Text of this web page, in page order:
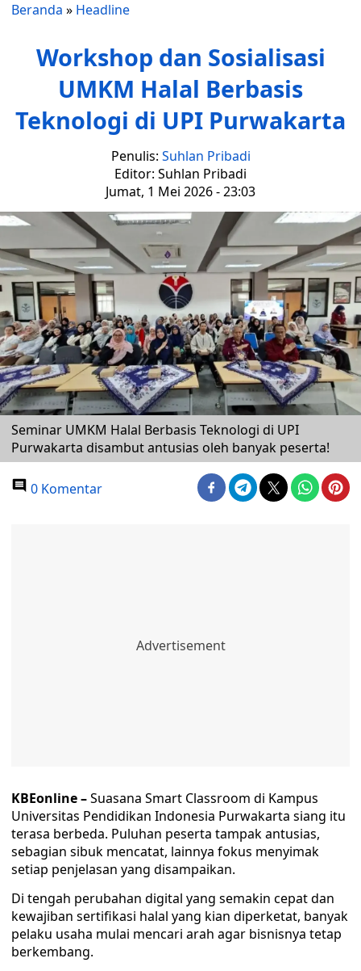
Beranda » Headline
Workshop dan Sosialisasi
UMKM Halal Berbasis
Teknologi di UPI Purwakarta
Penulis: Suhlan Pribadi
Editor: Suhlan Pribadi
Jumat, 1 Mei 2026 - 23:03
Seminar UMKM Halal Berbasis Teknologi di UPI
Purwakarta disambut antusias oleh banyak peserta!
0 Komentar
KBEonline –Suasana Smart Classroom di Kampus
Universitas Pendidikan Indonesia Purwakarta siang itu
terasa berbeda. Puluhan peserta tampak antusias,
sebagian sibuk mencatat, lainnya fokus menyimak
setiap penjelasan yang disampaikan.
Di tengah perubahan digital yang semakin cepat dan
kewajiban sertifikasi halal yang kian diperketat, banyak
pelaku usaha mulai mencari arah agar bisnisnya tetap
berkembang.